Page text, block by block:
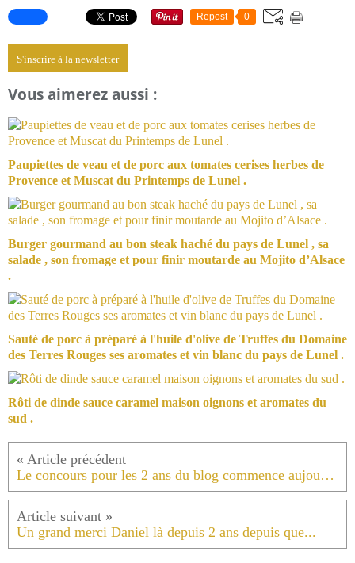
Repost 0
S'inscrire à la newsletter
Vous aimerez aussi :
Paupiettes de veau et de porc aux tomates cerises herbes de
Provence et Muscat du Printemps de Lunel .
Burger gourmand au bon steak haché du pays de Lunel , sa
salade , son fromage et pour finir moutarde au Mojito d’Alsace
.
Sauté de porc à préparé à l'huile d'olive de Truffes du Domaine
des Terres Rouges ses aromates et vin blanc du pays de Lunel .
Rôti de dinde sauce caramel maison oignons et aromates du
sud .
Le concours pour les 2 ans du blog commence aujourd'hui .
Un grand merci Daniel là depuis 2 ans depuis que...